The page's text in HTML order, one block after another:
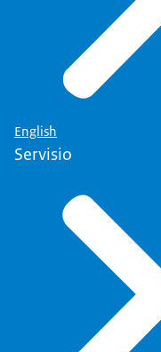
English
Servisio